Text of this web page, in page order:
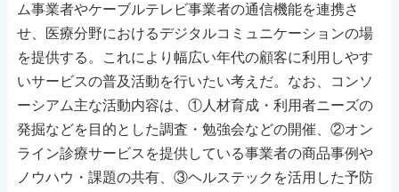
ム事業者やケーブルテレビ事業者の通信機能を連携さ
せ、医療分野におけるデジタルコミュニケーションの場
を提供する。これにより幅広い年代の顧客に利用しやす
いサービスの普及活動を行いたい考えだ。なお、コンソ
ーシアム主な活動内容は、①人材育成・利用者ニーズの
発掘などを目的とした調査・勉強会などの開催、②オン
ライン診療サービスを提供している事業者の商品事例や
ノウハウ・課題の共有、③ヘルステックを活用した予防